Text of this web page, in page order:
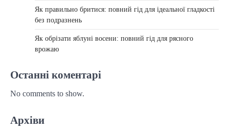
Як правильно бритися: повний гід для ідеальної гладкості
без подразнень
Як обрізати яблуні восени: повний гід для рясного
врожаю
Останні коментарі
No comments to show.
Архіви